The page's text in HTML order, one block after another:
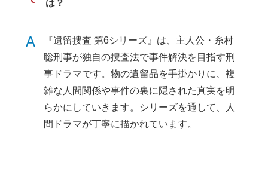
は？
A
『遺留捜査 第6シリーズ』は、主人公・糸村
聡刑事が独自の捜査法で事件解決を目指す刑
事ドラマです。物の遺留品を手掛かりに、複
雑な人間関係や事件の裏に隠された真実を明
らかにしていきます。シリーズを通して、人
間ドラマが丁寧に描かれています。